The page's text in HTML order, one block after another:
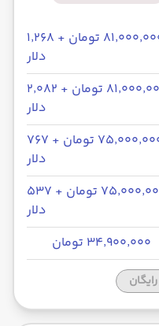
۸۱٬۰۰۰٬۰۰۰ تومان + ۱٬۲۶۸
دلار
۸۱٬۰۰۰٬۰۰۰ تومان + ۲٬۰۸۲
دلار
۷۵٬۰۰۰٬۰۰۰ تومان + ۷۶۷
دلار
۷۵٬۰۰۰٬۰۰۰ تومان + ۵۳۷
دلار
۳۴٬۹۰۰٬۰۰۰ تومان